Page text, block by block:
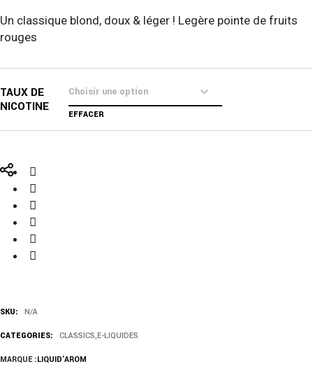
Un classique blond, doux & léger ! Legère pointe de fruits
rouges
TAUX DE
NICOTINE
EFFACER
SKU: N/A
CATEGORIES: CLASSICS E-LIQUIDES
MARQUE :LIQUID’AROM